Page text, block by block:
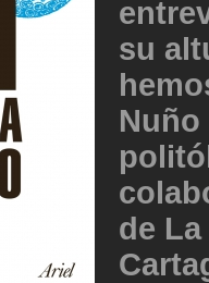
su
de